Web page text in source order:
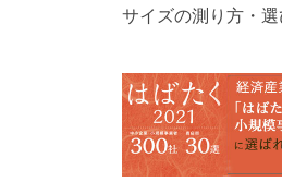
サイズの測り方・